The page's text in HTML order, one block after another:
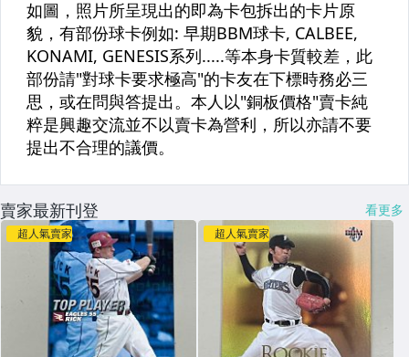
賣家最新刊登 看更多
超人氣賣家 超人氣賣家